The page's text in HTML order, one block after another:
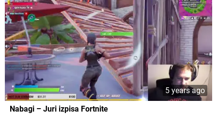
5 years ago
Nabagi – Juri izpisa Fortnite